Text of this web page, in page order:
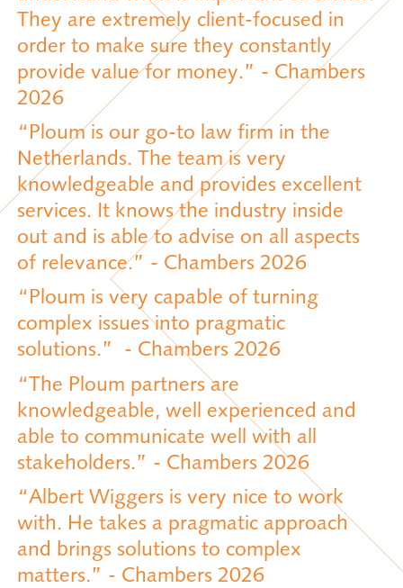
They are extremely client-focused in
order to make sure they constantly
provide value for money.” - Chambers
2026
“Ploum is our go-to law firm in the
Netherlands. The team is very
knowledgeable and provides excellent
services. It knows the industry inside
out and is able to advise on all aspects
of relevance.” - Chambers 2026
“Ploum is very capable of turning
complex issues into pragmatic
solutions.” - Chambers 2026
“The Ploum partners are
knowledgeable, well experienced and
able to communicate well with all
stakeholders.” - Chambers 2026
“Albert Wiggers is very nice to work
with. He takes a pragmatic approach
and brings solutions to complex
matters.” - Chambers 2026